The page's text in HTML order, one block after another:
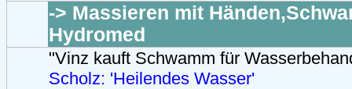
-> Massieren mit
Hydromed
"Vinz kauft Schwamm für
Scholz: 'Heilendes Wasser'